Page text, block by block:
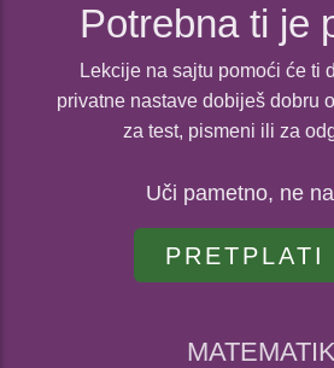
Potrebna ti je
Lekcije na sajtu pomoći će ti
privatne nastave dobiješ dobru
za test, pismeni ili za
Uči pametno, ne
PRETPLATI